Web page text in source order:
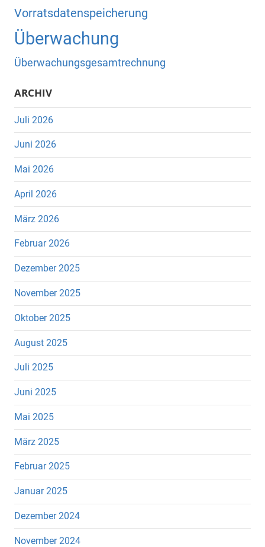
Vorratsdatenspeicherung
Überwachung
Überwachungsgesamtrechnung
ARCHIV
Juli 2026
Juni 2026
Mai 2026
April 2026
März 2026
Februar 2026
Dezember 2025
November 2025
Oktober 2025
August 2025
Juli 2025
Juni 2025
Mai 2025
März 2025
Februar 2025
Januar 2025
Dezember 2024
November 2024